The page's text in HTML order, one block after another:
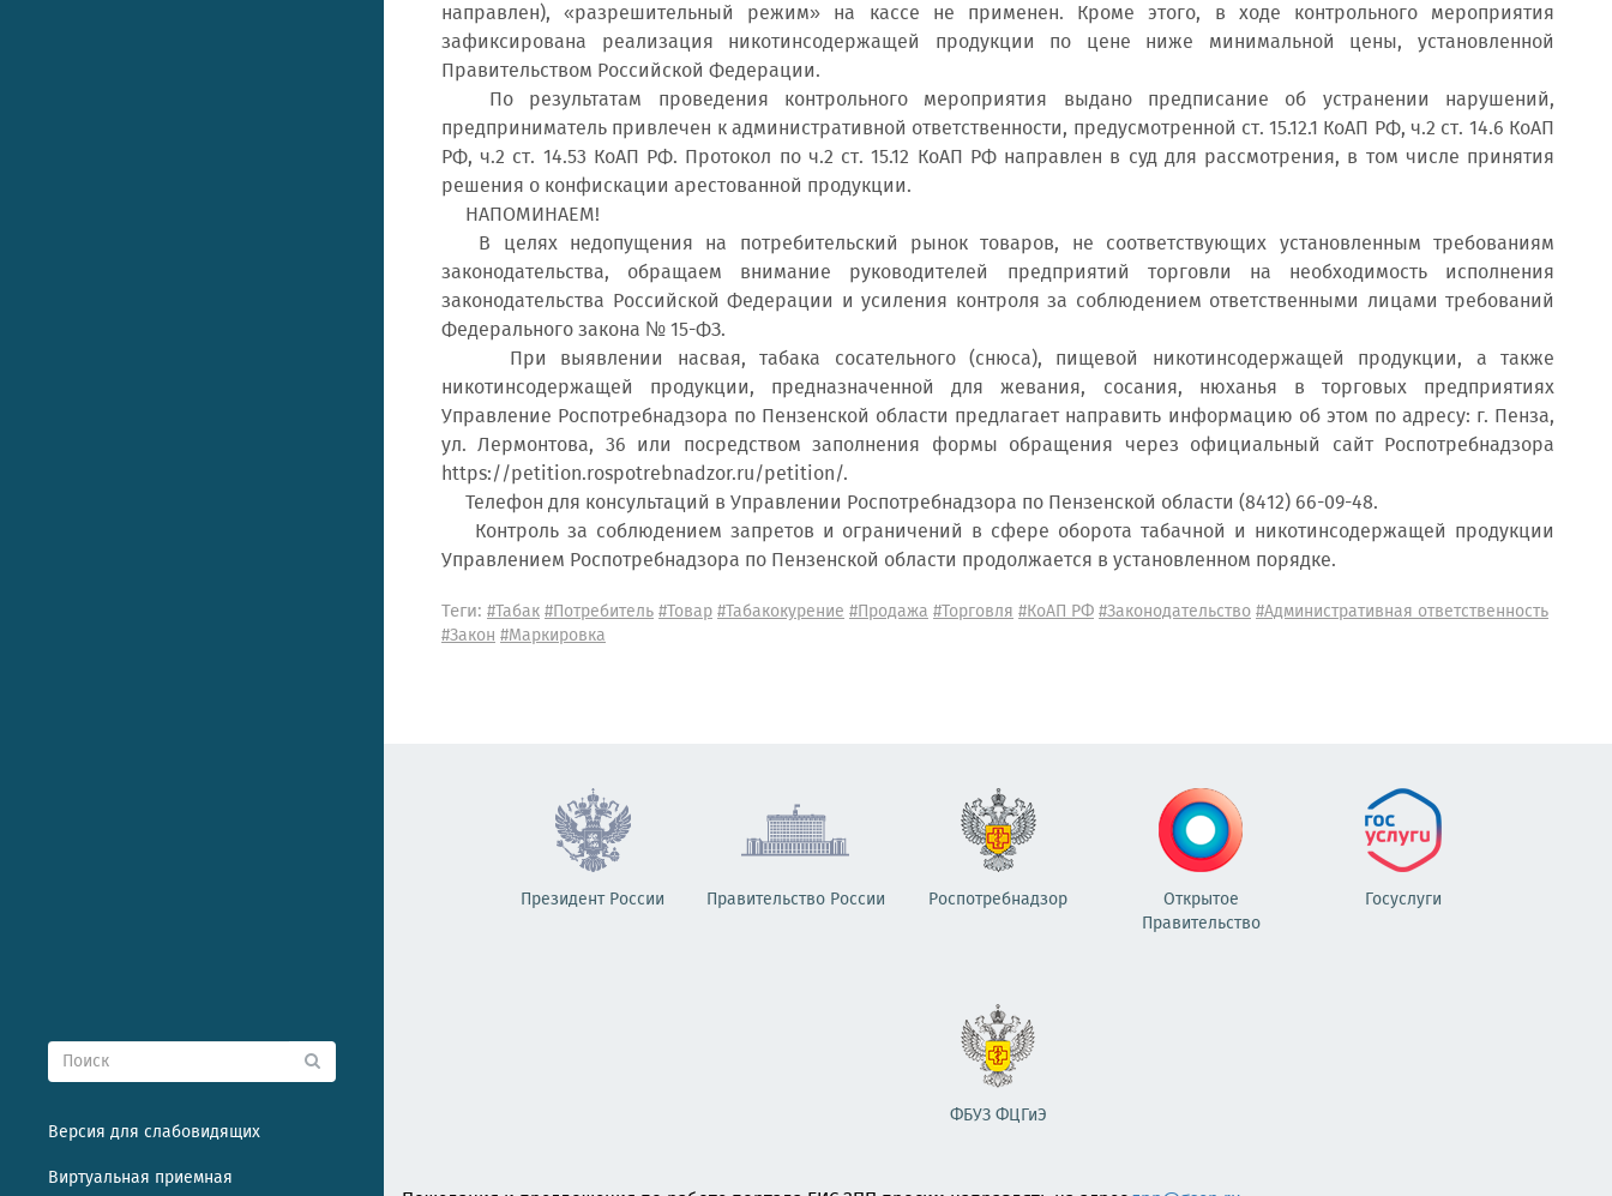
Версия для слабовидящих
Виртуальная приемная
направлен), «разрешительный режим» на кассе не применен. Кроме этого, в ходе контрольного мероприятия
зафиксирована реализация никотинсодержащей продукции по цене ниже минимальной цены, установленной
Правительством Российской Федерации.
По результатам проведения контрольного мероприятия выдано предписание об устранении нарушений,
предприниматель привлечен к административной ответственности, предусмотренной ст. 15.12.1 КоАП РФ, ч.2 ст. 14.6 КоАП
РФ, ч.2 ст. 14.53 КоАП РФ. Протокол по ч.2 ст. 15.12 КоАП РФ направлен в суд для рассмотрения, в том числе принятия
решения о конфискации арестованной продукции.
НАПОМИНАЕМ!
В целях недопущения на потребительский рынок товаров, не соответствующих установленным требованиям
законодательства, обращаем внимание руководителей предприятий торговли на необходимость исполнения
законодательства Российской Федерации и усиления контроля за соблюдением ответственными лицами требований
Федерального закона № 15-ФЗ.
При выявлении насвая, табака сосательного (снюса), пищевой никотинсодержащей продукции, а также
никотинсодержащей продукции, предназначенной для жевания, сосания, нюханья в торговых предприятиях
Управление Роспотребнадзора по Пензенской области предлагает направить информацию об этом по адресу: г. Пенза,
ул. Лермонтова, 36 или посредством заполнения формы обращения через официальный сайт Роспотребнадзора
https://petition.rospotrebnadzor.ru/petition/.
Телефон для консультаций в Управлении Роспотребнадзора по Пензенской области (8412) 66-09-48.
Контроль за соблюдением запретов и ограничений в сфере оборота табачной и никотинсодержащей продукции
Управлением Роспотребнадзора по Пензенской области продолжается в установленном порядке.
Теги: #Табак#Потребитель#Товар#Табакокурение#Продажа#Торговля#КоАП РФ#Законодательство#Административная ответственность
#Закон#Маркировка
Президент России Правительство России Роспотребнадзор
Открытое
Правительство
Госуслуги
ФБУЗ ФЦГиЭ